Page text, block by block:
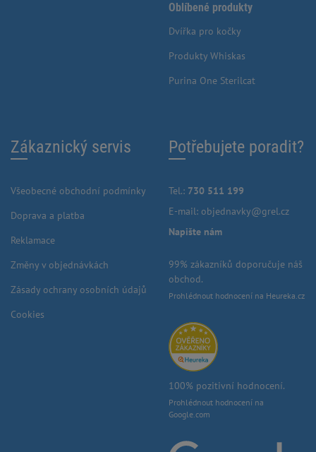
Oblíbené produkty
Dvířka pro kočky
Produkty Whiskas
Purina One Sterilcat
Zákaznický servis
Všeobecné obchodní podmínky
Doprava a platba
Reklamace
Změny v objednávkách
Zásady ochrany osobních údajů
Cookies
Potřebujete poradit?
Tel.: 730 511 199
E-mail: objednavky@grel.cz
Napište nám
99% zákazníků doporučuje náš
obchod.
Prohlédnout hodnocení na Heureka.cz
100% pozitivní hodnocení.
Prohlédnout hodnocení na
Google.com